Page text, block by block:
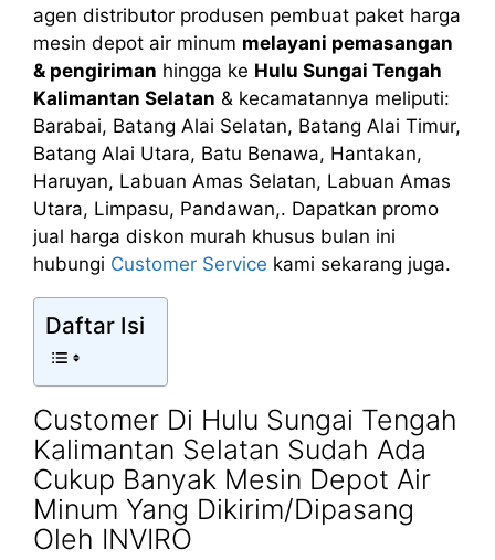
agen distributor produsen pembuat paket harga
mesin depot air minum melayani pemasangan
& pengiriman hingga ke Hulu Sungai Tengah
Kalimantan Selatan & kecamatannya meliputi:
Barabai, Batang Alai Selatan, Batang Alai Timur,
Batang Alai Utara, Batu Benawa, Hantakan,
Haruyan, Labuan Amas Selatan, Labuan Amas
Utara, Limpasu, Pandawan,. Dapatkan promo
jual harga diskon murah khusus bulan ini
hubungi Customer Service kami sekarang juga.
Daftar Isi
Customer Di Hulu Sungai Tengah
Kalimantan Selatan Sudah Ada
Cukup Banyak Mesin Depot Air
Minum Yang Dikirim/Dipasang
Oleh INVIRO